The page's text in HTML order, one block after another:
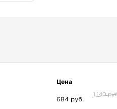
Глицерин также увлажняет кожу,
оттенок подходит для
Цена
1 140
684 руб.